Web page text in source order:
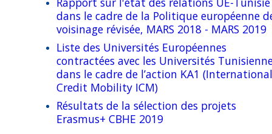
(EMJM)/Erasmus Mundus Design Measures (EMDM)
KA2 Action: Capacity Building in the field of Higher
Education (CBHE)
KA2 Action: Capacity Building in the field of Vocational
Training (CBVET)
KA2 Action: Capacity Building in the field of Youth (CBY)
Recommandations Cluster Meeting Impact CBHE 2015-
2021
Rapport Etude Impact
Liste des Projets CBHE Erasmus+ Tunisiens
Liste des Projets Intra-Africa Erasmus+ Tunisiens
News Erasmus+
Points de Contacts
Présentation du Bureau
dans le cadre de la Politique européenne
voisinage révisée, MARS 2018 - MARS 2019
Liste des Universités Européennes
contractées avec les Universités
dans le cadre de l’action KA1
Credit Mobility ICM)
Résultats de la sélection des projets
Erasmus+ CBHE 2019